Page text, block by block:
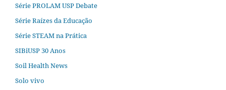
Série PROLAM USP Debate
Série Raízes da Educação
Série STEAM na Prática
SIBiUSP 30 Anos
Soil Health News
Solo vivo